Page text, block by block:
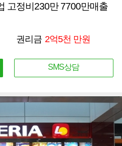
고정비230만 7700만매출
권리금 2억5천 만원
SMS상담